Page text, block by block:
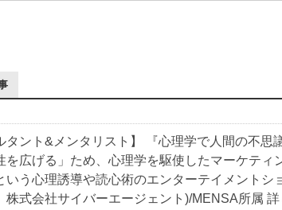
タント&メンタリスト】 『心理学で人間の不
を広げる」ため、心理学を駆使したマーケテ
いう心理誘導や読心術のエンターテイメント
株式会社サイバーエージェント)/MENSA所属